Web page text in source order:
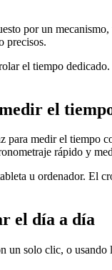
por un
precisos.
el tiempo
el
para medir el tiempo
rápido y
u ordenador. El
el día a día
solo clic, o